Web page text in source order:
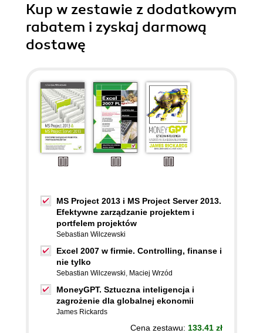
Kup w zestawie z dodatkowym
rabatem i zyskaj darmową
dostawę
MS Project 2013 i MS Project Server 2013.
Efektywne zarządzanie projektem i
portfelem projektów
Sebastian Wilczewski
Excel 2007 w firmie. Controlling, finanse i
nie tylko
Sebastian Wilczewski, Maciej Wrzód
MoneyGPT. Sztuczna inteligencja i
zagrożenie dla globalnej ekonomii
James Rickards
Cena zestawu: 133.41 zł